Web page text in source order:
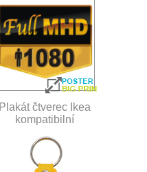
Plakát čtverec Ikea
kompatibilní